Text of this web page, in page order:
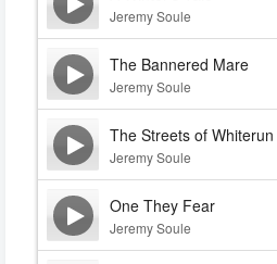
Jeremy Soule
The Bannered Mare
Jeremy Soule
The Streets of Whiterun
Jeremy Soule
One They Fear
Jeremy Soule